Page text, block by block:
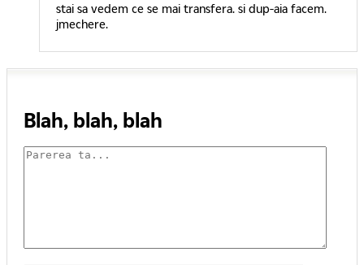
stai sa vedem ce se mai transfera. si dup-aia facem.
jmechere.
Blah, blah, blah